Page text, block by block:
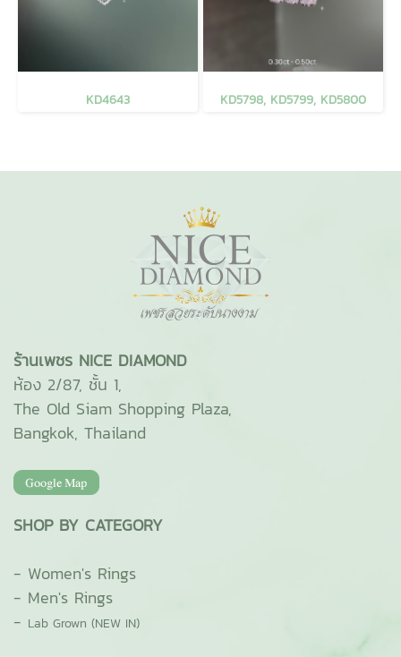
KD4643 KD5798, KD5799, KD5800
ร้านเพชร NICE DIAMOND
ห้อง 2/87, ชั้น 1,
The Old Siam Shopping Plaza,
Bangkok, Thailand
SHOP BY CATEGORY
- Women's Rings
- Men's Rings
- Lab Grown (NEW IN)